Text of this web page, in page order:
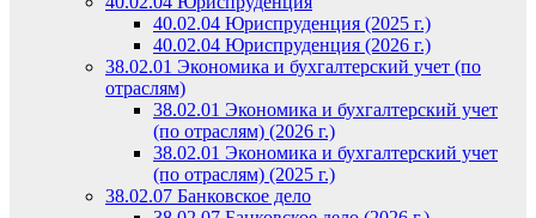
40.02.04 Юриспруденция (2025 г.)
40.02.04 Юриспруденция (2026 г.)
38.02.01 Экономика и бухгалтерский учет (по
отраслям)
38.02.01 Экономика и бухгалтерский учет
(по отраслям) (2026 г.)
38.02.01 Экономика и бухгалтерский учет
(по отраслям) (2025 г.)
38.02.07 Банковское дело